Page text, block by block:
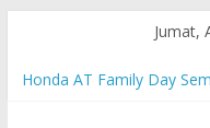
Jumat,
Honda AT Family Day